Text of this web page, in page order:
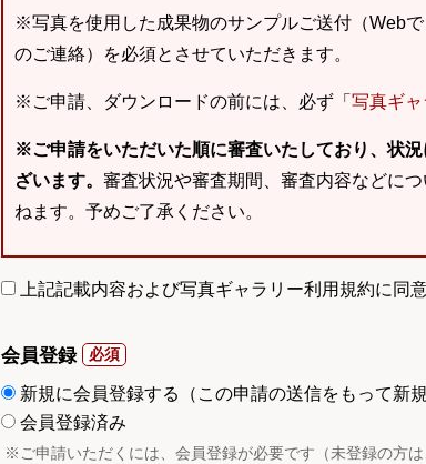
※写真を使用した成果物のサンプルご送付（Web
のご連絡）を必須とさせていただきます。
※ご申請、ダウンロードの前には、必ず「 写真ギ
※ご申請をいただいた順に審査いたしており、状
ざいます。 審査状況や審査期間、審査内容などに
ねます。予めご了承ください。
上記記載内容および写真ギャラリー利用規約に同
会員登録
新規に会員登録する（この申請の送信をもって新
会員登録済み
※ご申請いただくには、会員登録が必要です（未登録の方